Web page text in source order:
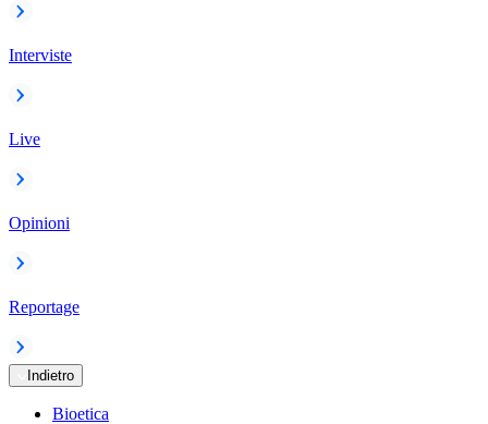
Interviste
Live
Opinioni
Reportage
Indietro
Bioetica